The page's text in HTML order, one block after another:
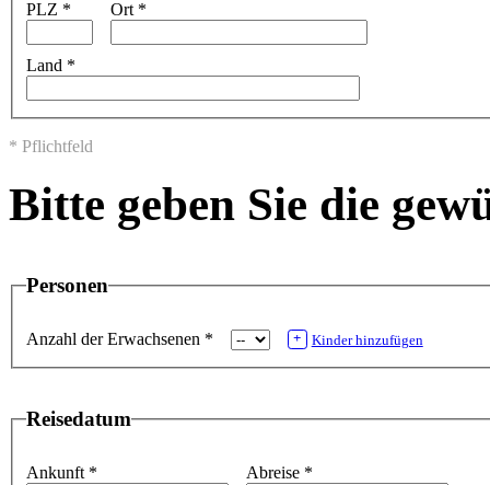
PLZ * Ort *
Land *
* Pflichtfeld
Bitte geben Sie die
Personen
Anzahl der Erwachsenen * + Kinder hinzufügen
Reisedatum
Ankunft * Abreise *